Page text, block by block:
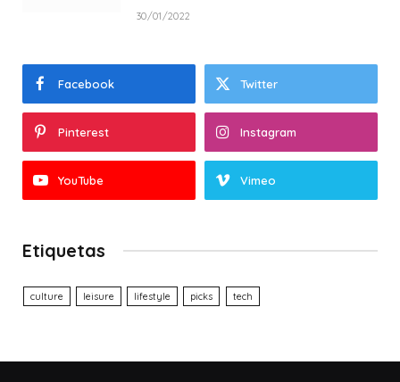
30/01/2022
Facebook Twitter
Pinterest Instagram
YouTube Vimeo
Etiquetas
culture leisure lifestyle picks tech